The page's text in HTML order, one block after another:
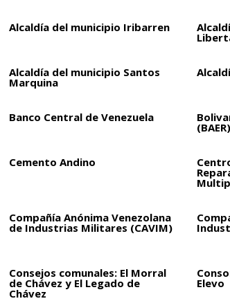
Alcaldía del municipio Iribarren
Alcaldía del municipio Santos
Marquina
Banco Central de Venezuela
(BAER)
Cemento Andino
Compañía Anónima Venezolana
de Industrias Militares (CAVIM)
Consejos comunales: El Morral
de Chávez y El Legado de
Chávez
Elevo